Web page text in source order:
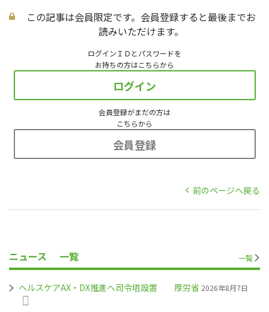
この記事は会員限定です。会員登録すると最後までお
読みいただけます。
ログインＩＤとパスワードを
お持ちの方はこちらから
ログイン
会員登録がまだの方は
こちらから
会員登録
前のページへ戻る
ニュース 一覧 一覧
ヘルスケアAX・DX推進へ司令塔設置 厚労省 2026年8月7日